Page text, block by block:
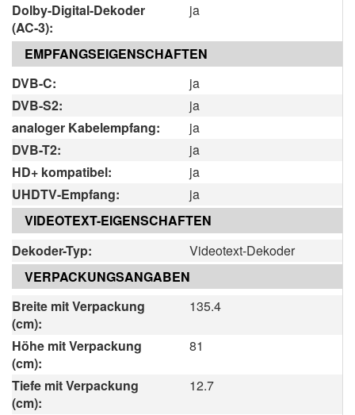
Dolby-Digital-Dekoder
(AC-3):
ja
EMPFANGSEIGENSCHAFTEN
DVB-C:
ja
DVB-S2:
ja
analoger Kabelempfang:
ja
DVB-T2:
ja
HD+ kompatibel:
ja
UHDTV-Empfang:
ja
VIDEOTEXT-EIGENSCHAFTEN
Dekoder-Typ:
Videotext-Dekoder
VERPACKUNGSANGABEN
Breite mit Verpackung
(cm):
135.4
Höhe mit Verpackung
(cm):
81
Tiefe mit Verpackung
(cm):
12.7